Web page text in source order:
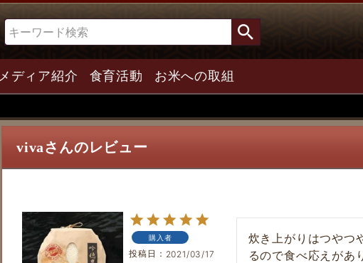
メディア紹介 食育活動 お米への取組
vivaさんのレビュー
購入者
投稿日 2021/03/17
炊き上がりはつやつ
るので食べ応えがあ